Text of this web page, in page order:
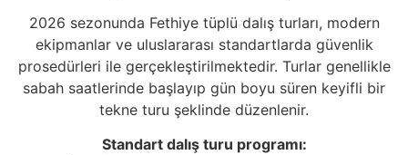
2026 sezonunda Fethiye tüplü dalış turları, modern
ekipmanlar ve uluslararası standartlarda güvenlik
prosedürleri ile gerçekleştirilmektedir. Turlar genellikle
sabah saatlerinde başlayıp gün boyu süren keyifli bir
tekne turu şeklinde düzenlenir.
Standart dalış turu programı: